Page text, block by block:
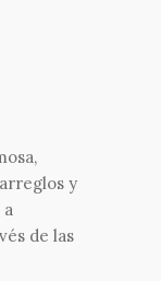
y
de las